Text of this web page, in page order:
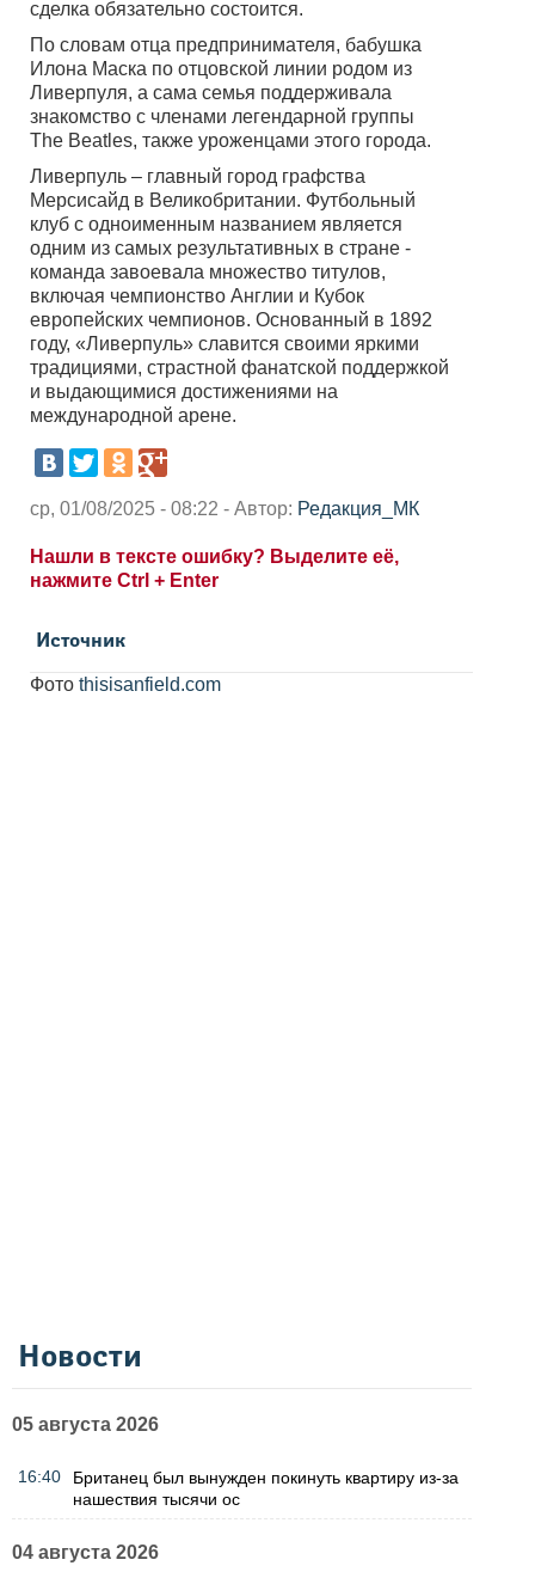
сделка обязательно состоится.
По словам отца предпринимателя, бабушка
Илона Маска по отцовской линии родом из
Ливерпуля, а сама семья поддерживала
знакомство с членами легендарной группы
The Beatles, также уроженцами этого города.
Ливерпуль – главный город графства
Мерсисайд в Великобритании. Футбольный
клуб с одноименным названием является
одним из самых результативных в стране -
команда завоевала множество титулов,
включая чемпионство Англии и Кубок
европейских чемпионов. Основанный в 1892
году, «Ливерпуль» славится своими яркими
традициями, страстной фанатской поддержкой
и выдающимися достижениями на
международной арене.
ср, 01/08/2025 - 08:22 - Автор: Редакция_МК
Нашли в тексте ошибку? Выделите её,
нажмите Ctrl + Enter
Источник
Фото thisisanfield.com
Новости
05 августа 2026
16:40
Британец был вынужден покинуть квартиру из-за
нашествия тысячи ос
04 августа 2026